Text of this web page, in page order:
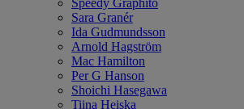
Sara Granér
Ida Gudmundsson
Arnold Hagström
Mac Hamilton
Per G Hanson
Shoichi Hasegawa
Tiina Heiska